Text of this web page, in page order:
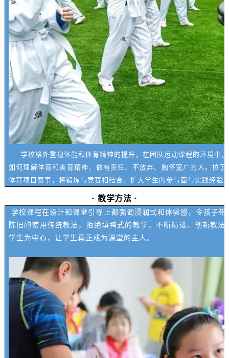
学校格外重视体能和体育精神的提升，在团队运动课程的环境中
如何理解体育和美育精神，做有责任、不放弃、胸怀宽广的人。拉
体育项目赛事，将锻炼与竞赛相结合，扩大学生的参与面与实践经验
·教学方法 ·
学校课程在设计和课堂引导上都强调浸润式和体验感，令孩子
陈旧的使用传统教法，拒绝填鸭式的教学，不断精进、创新教
学生为中心，让学生真正成为课堂的主人。